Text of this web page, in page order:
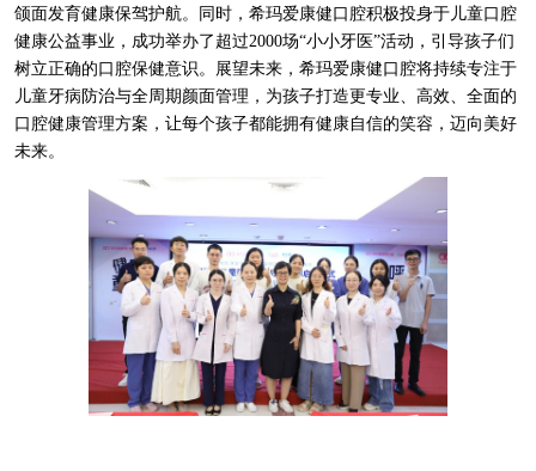
颌面发育健康保驾护航。同时，希玛爱康健口腔积极投身于儿童口腔
健康公益事业，成功举办了超过2000场“小小牙医”活动，引导孩子们
树立正确的口腔保健意识。展望未来，希玛爱康健口腔将持续专注于
儿童牙病防治与全周期颜面管理，为孩子打造更专业、高效、全面的
口腔健康管理方案，让每个孩子都能拥有健康自信的笑容，迈向美好
未来。